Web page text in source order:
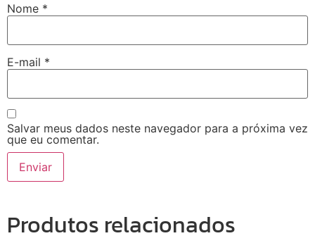
Nome *
E-mail *
Salvar meus dados neste navegador para a próxima vez
que eu comentar.
Produtos relacionados